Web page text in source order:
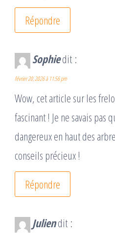
Répondre
Sophiedit :
février 20, 2026 à 11:56 pm
Wow, cet article sur les
fascinant ! Je ne savais pas
dangereux en haut des
conseils précieux !
Répondre
Juliendit :